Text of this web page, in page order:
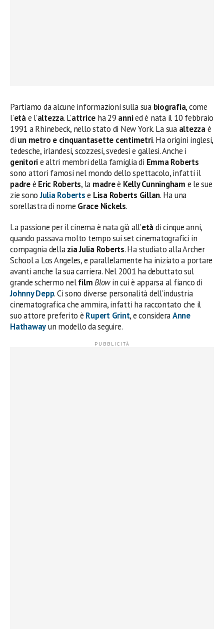
Partiamo da alcune informazioni sulla sua biografia, come
l’etàe l’altezza. L’attrice ha 29 annied è nata il 10 febbraio
1991 a Rhinebeck, nello stato di New York. La sua altezzaè
di un metro e cinquantasette centimetri. Ha origini inglesi,
tedesche, irlandesi, scozzesi, svedesi e gallesi. Anche i
genitorie altri membri della famiglia di Emma Roberts
sono attori famosi nel mondo dello spettacolo, infatti il
padreè Eric Roberts, la madreè Kelly Cunningham e le sue
zie sonoJulia Robertse Lisa Roberts Gillan. Ha una
sorellastra di nome Grace Nickels.
La passione per il cinema è nata già all’etàdi cinque anni,
quando passava molto tempo sui set cinematografici in
compagnia dellazia Julia Roberts. Ha studiato alla Archer
School a Los Angeles, e parallelamente ha iniziato a portare
avanti anche la sua carriera. Nel 2001 ha debuttato sul
grande schermo nelfilmBlowin cui è apparsa al fianco di
Johnny Depp. Ci sono diverse personalità dell’industria
cinematografica che ammira, infatti ha raccontato che il
suo attore preferito è Rupert Grint, e consideraAnne
Hathawayun modello da seguire.